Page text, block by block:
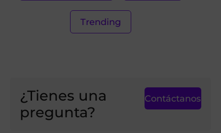
Trending
¿Tienes una
pregunta?
Contáctanos